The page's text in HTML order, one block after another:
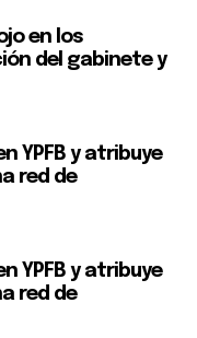
en los
del gabinete y
YPFB y atribuye
red de
YPFB y atribuye
red de